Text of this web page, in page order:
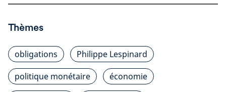
Thèmes
obligations
Philippe Lespinard
politique monétaire
économie